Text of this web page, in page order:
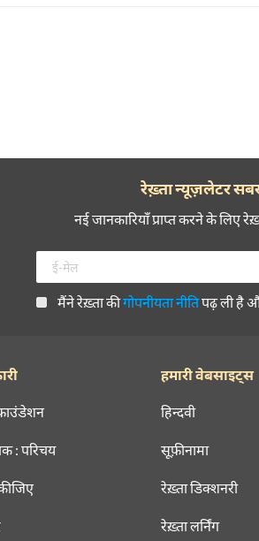
रेख़्ता न्यूज़लेटर
नई जानकारियाँ प्राप्त करने के लिए
मैंने रेख़्ता कीगोपनीयता नीतिपढ़ ली है
: परिचय
हमारी वेबसाइट्स
हिन्दवी
सूफ़ीनामा
रेख़्ता डिक्शनरी
रेख़्ता लर्निंग